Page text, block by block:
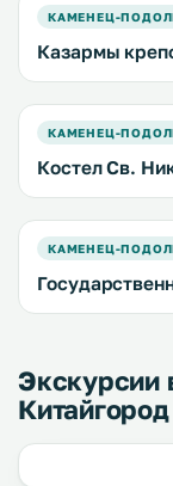
КАМЕНЕЦ-
Казармы
КАМЕНЕЦ-
Костел Св.
КАМЕНЕЦ-
Экскурсии
Китайгород